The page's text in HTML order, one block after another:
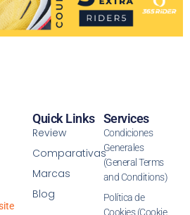
Services
Condiciones
Generales
(General Terms
and Conditions)
Política de
Cookies (Cookie
Quick Links
Review
Comparativas
Marcas
Blog